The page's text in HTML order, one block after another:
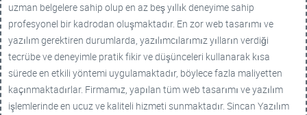
uzman belgelere sahip olup en az beş yıllık deneyime sahip
profesyonel bir kadrodan oluşmaktadır. En zor web tasarımı ve
yazılım gerektiren durumlarda, yazılımcılarımız yılların verdiği
tecrübe ve deneyimle pratik fikir ve düşünceleri kullanarak kısa
sürede en etkili yöntemi uygulamaktadır, böylece fazla maliyetten
kaçınmaktadırlar. Firmamız, yapılan tüm web tasarımı ve yazılım
işlemlerinde en ucuz ve kaliteli hizmeti sunmaktadır. Sincan Yazılım